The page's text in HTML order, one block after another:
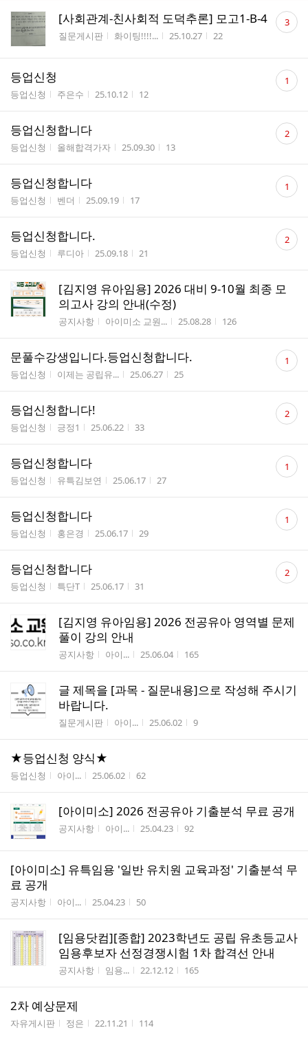
[사회관계-친사회적 도덕추론] 모고1-B-4
게시판명
질문게시판 작성자
화이팅!!!!... 작성시간
25.10.27 조회수
22
댓
글 3
등업신청
게시판명
등업신청 작성자
주은수 작성시간
25.10.12 조회수
12
댓
글 1
등업신청합니다
게시판명
등업신청 작성자
올해합격가자 작성시간
25.09.30 조회수
13
댓
글 2
등업신청합니다
게시판명
등업신청 작성자
벤더 작성시간
25.09.19 조회수
17
댓
글 1
등업신청합니다.
게시판명
등업신청 작성자
루디아 작성시간
25.09.18 조회수
21
댓
글 2
[김지영 유아임용] 2026 대비 9-10월 최종 모
의고사 강의 안내(수정)
게시판명
공지사항 작성자
아이미소 교원... 작성시간
25.08.28 조회수
126
문풀수강생입니다.등업신청합니다.
게시판명
등업신청 작성자
이제는 공립유... 작성시간
25.06.27 조회수
25
댓
글 1
등업신청합니다!
게시판명
등업신청 작성자
긍정1 작성시간
25.06.22 조회수
33
댓
글 2
등업신청합니다
게시판명
등업신청 작성자
유특김보연 작성시간
25.06.17 조회수
27
댓
글 1
등업신청합니다
게시판명
등업신청 작성자
홍은경 작성시간
25.06.17 조회수
29
댓
글 1
등업신청합니다
게시판명
등업신청 작성자
특단T 작성시간
25.06.17 조회수
31
댓
글 2
[김지영 유아임용] 2026 전공유아 영역별 문제
풀이 강의 안내
게시판명
공지사항 작성자
아이... 작성시간
25.06.04 조회수
165
글 제목을 [과목 - 질문내용]으로 작성해 주시기
바랍니다.
게시판명
질문게시판 작성자
아이... 작성시간
25.06.02 조회수
9
★등업신청 양식★
게시판명
등업신청 작성자
아이... 작성시간
25.06.02 조회수
62
[아이미소] 2026 전공유아 기출분석 무료 공개
게시판명
공지사항 작성자
아이... 작성시간
25.04.23 조회수
92
[아이미소] 유특임용 '일반 유치원 교육과정' 기출분석 무
료 공개
게시판명
공지사항 작성자
아이... 작성시간
25.04.23 조회수
50
[임용닷컴][종합] 2023학년도 공립 유초등교사
임용후보자 선정경쟁시험 1차 합격선 안내
게시판명
공지사항 작성자
임용... 작성시간
22.12.12 조회수
165
2차 예상문제
게시판명
자유게시판 작성자
정은 작성시간
22.11.21 조회수
114